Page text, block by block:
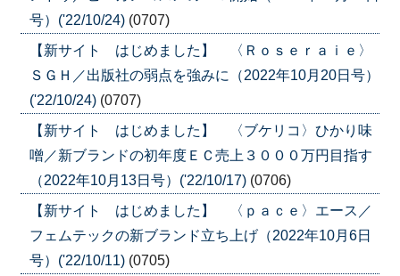
号）('22/10/24) (0707)
【新サイト はじめました】 〈Ｒｏｓｅｒａｉｅ〉
ＳＧＨ／出版社の弱点を強みに（2022年10月20日号）
('22/10/24) (0707)
【新サイト はじめました】 〈ブケリコ〉ひかり味
噌／新ブランドの初年度ＥＣ売上３０００万円目指す
（2022年10月13日号）('22/10/17) (0706)
【新サイト はじめました】 〈ｐａｃｅ〉エース／
フェムテックの新ブランド立ち上げ（2022年10月6日
号）('22/10/11) (0705)